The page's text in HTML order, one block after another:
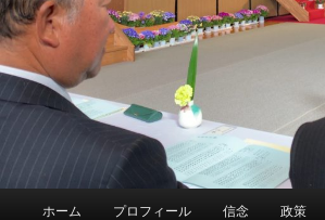
ホーム プロフィール 信念 政策